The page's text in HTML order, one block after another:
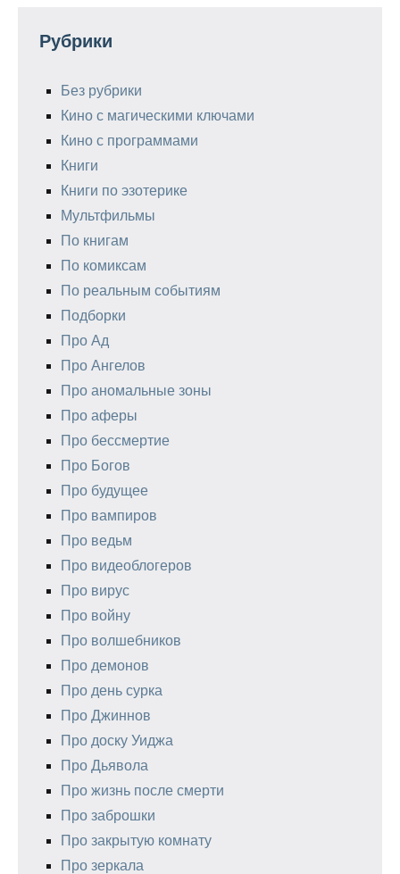
Рубрики
Без рубрики
Кино с магическими ключами
Кино с программами
Книги
Книги по эзотерике
Мультфильмы
По книгам
По комиксам
По реальным событиям
Подборки
Про Ад
Про Ангелов
Про аномальные зоны
Про аферы
Про бессмертие
Про Богов
Про будущее
Про вампиров
Про ведьм
Про видеоблогеров
Про вирус
Про войну
Про волшебников
Про демонов
Про день сурка
Про Джиннов
Про доску Уиджа
Про Дьявола
Про жизнь после смерти
Про заброшки
Про закрытую комнату
Про зеркала